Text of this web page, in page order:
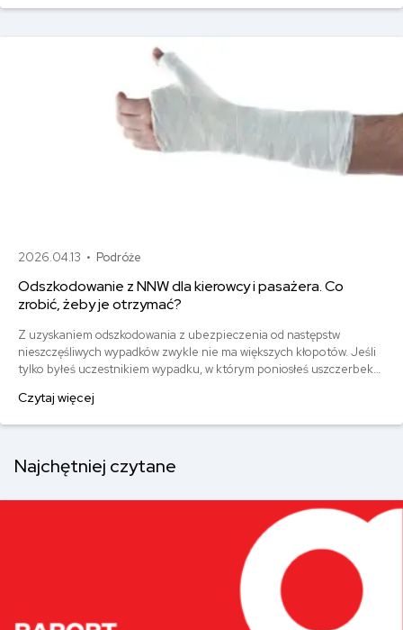
2026.04.13 • Podróże
Odszkodowanie z NNW dla kierowcy i pasażera. Co
zrobić, żeby je otrzymać?
Z uzyskaniem odszkodowania z ubezpieczenia od następstw
nieszczęśliwych wypadków zwykle nie ma większych kłopotów. Jeśli
tylko byłeś uczestnikiem wypadku, w którym poniosłeś uszczerbek
NNW. Przez uszczerbek na zdrowiu rozumie się każde uszkodzenie
ciała – zarówno to o charakterze tymczasowym (np. złamana noga),
Czytaj więcej
Najchętniej czytane